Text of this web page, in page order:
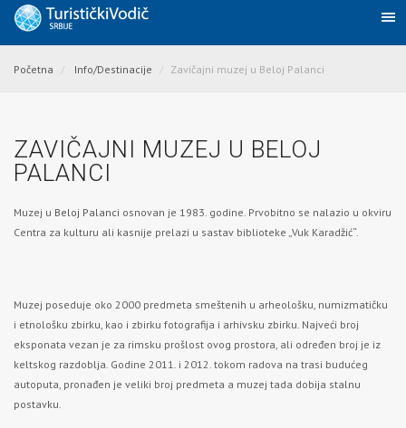
Početna Info/Destinacije Zavičajni muzej u Beloj Palanci
ZAVIČAJNI MUZEJ U BELOJ
PALANCI
Muzej u Beloj Palanci osnovan je 1983. godine. Prvobitno se nalazio u okviru
Centra za kulturu ali kasnije prelazi u sastav biblioteke „Vuk Karadžić“.
Muzej poseduje oko 2000 predmeta smeštenih u arheološku, numizmatičku
i etnološku zbirku, kao i zbirku fotografija i arhivsku zbirku. Najveći broj
eksponata vezan je za rimsku prošlost ovog prostora, ali određen broj je iz
keltskog razdoblja. Godine 2011. i 2012. tokom radova na trasi budućeg
autoputa, pronađen je veliki broj predmeta a muzej tada dobija stalnu
postavku.